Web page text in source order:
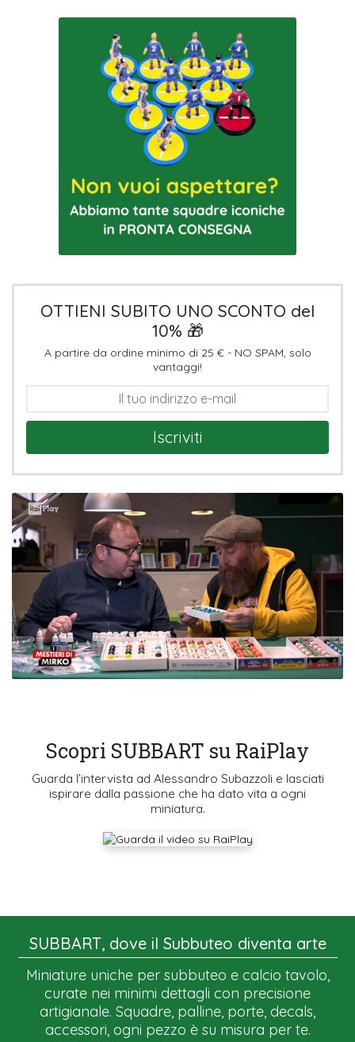
OTTIENI SUBITO UNO SCONTO del
10% 🎁
A partire da ordine minimo di 25 € - NO SPAM, solo
vantaggi!
Iscriviti
Scopri SUBBART su RaiPlay
Guarda l’intervista ad Alessandro Subazzoli e lasciati
ispirare dalla passione che ha dato vita a ogni
miniatura.
SUBBART, dove il Subbuteo diventa arte
Miniature uniche per subbuteo e calcio tavolo,
curate nei minimi dettagli con precisione
artigianale. Squadre, palline, porte, decals,
accessori, ogni pezzo è su misura per te.